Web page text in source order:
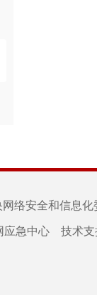
网络安全和信息
应急中心 技术